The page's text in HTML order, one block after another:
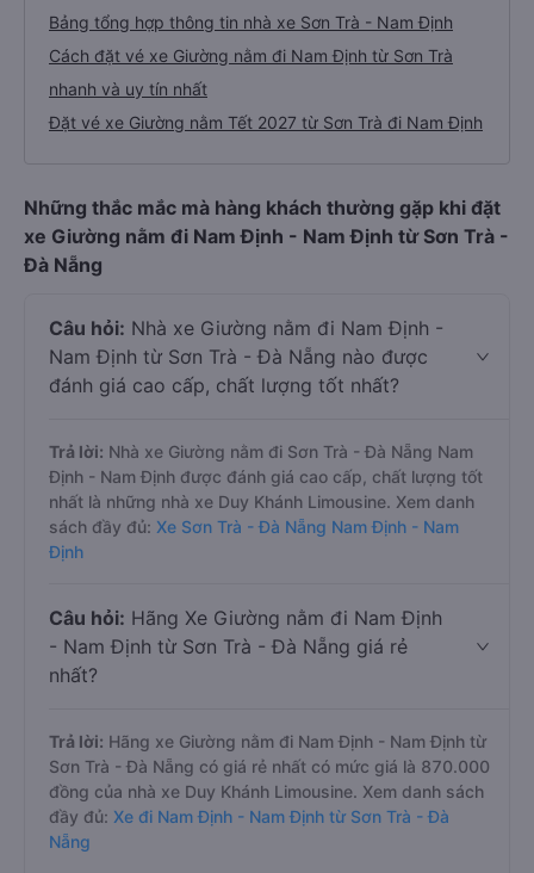
Bảng tổng hợp thông tin nhà xe Sơn Trà - Nam Định
Cách đặt vé xe Giường nằm đi Nam Định từ Sơn Trà
nhanh và uy tín nhất
Đặt vé xe Giường nằm Tết 2027 từ Sơn Trà đi Nam Định
Những thắc mắc mà hàng khách thường gặp khi đặt
xe Giường nằm đi Nam Định - Nam Định từ Sơn Trà -
Đà Nẵng
Câu hỏi: Nhà xe Giường nằm đi Nam Định -
Nam Định từ Sơn Trà - Đà Nẵng nào được
đánh giá cao cấp, chất lượng tốt nhất?
Trả lời: Nhà xe Giường nằm đi Sơn Trà - Đà Nẵng Nam
Định - Nam Định được đánh giá cao cấp, chất lượng tốt
nhất là những nhà xe Duy Khánh Limousine. Xem danh
sách đầy đủ: Xe Sơn Trà - Đà Nẵng Nam Định - Nam
Định
Câu hỏi: Hãng Xe Giường nằm đi Nam Định
- Nam Định từ Sơn Trà - Đà Nẵng giá rẻ
nhất?
Trả lời: Hãng xe Giường nằm đi Nam Định - Nam Định từ
Sơn Trà - Đà Nẵng có giá rẻ nhất có mức giá là 870.000
đồng của nhà xe Duy Khánh Limousine. Xem danh sách
đầy đủ: Xe đi Nam Định - Nam Định từ Sơn Trà - Đà
Nẵng